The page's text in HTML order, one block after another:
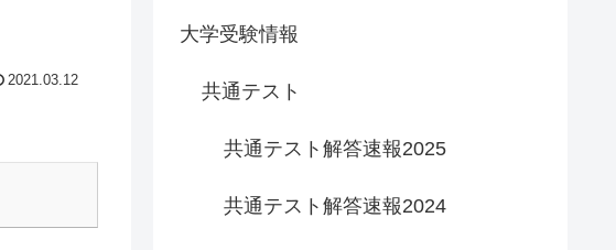
2021.03.12
大学受験情報
共通テスト
共通テスト解答速報2025
共通テスト解答速報2024